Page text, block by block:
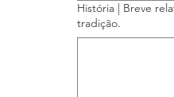
História | Breve
tradição.